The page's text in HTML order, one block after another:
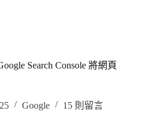
Search Console 將網頁
Google 15 則留言